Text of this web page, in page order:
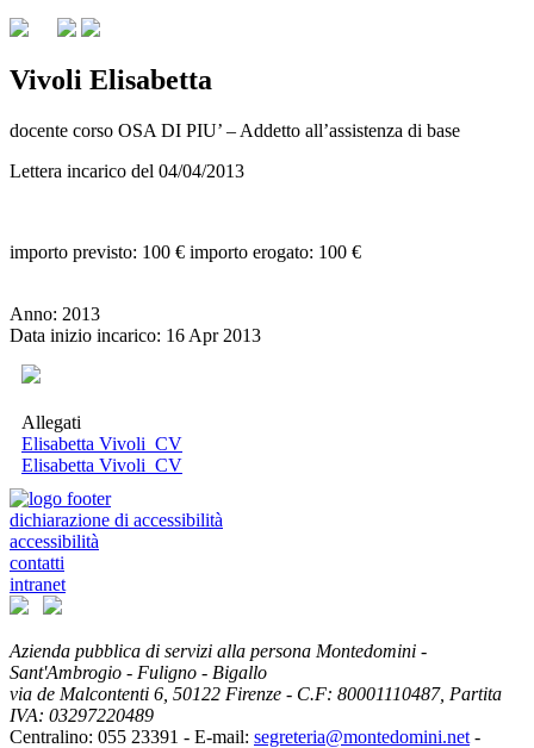
Vivoli Elisabetta
docente corso OSA DI PIU’ – Addetto all’assistenza di base
Lettera incarico del 04/04/2013
importo previsto: 100 € importo erogato: 100 €
Anno: 2013
Data inizio incarico: 16 Apr 2013
Allegati
Elisabetta Vivoli_CV
Elisabetta Vivoli_CV
dichiarazione di accessibilità
accessibilità
contatti
intranet
Azienda pubblica di servizi alla persona Montedomini -
Sant'Ambrogio - Fuligno - Bigallo
via de Malcontenti 6, 50122 Firenze - C.F: 80001110487, Partita
IVA: 03297220489
Centralino: 055 23391 - E-mail: segreteria@montedomini.net -